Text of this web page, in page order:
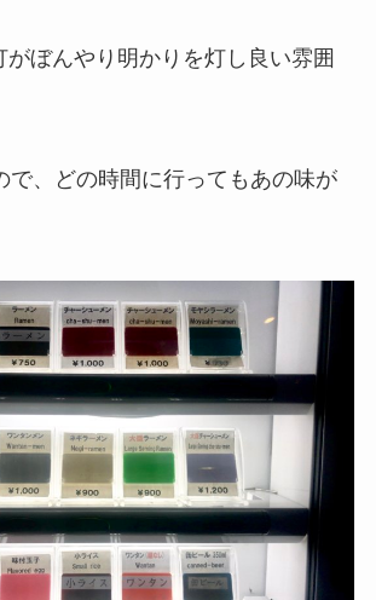
ぼんやり明かりを灯し良い雰囲
で、どの時間に行ってもあの味が